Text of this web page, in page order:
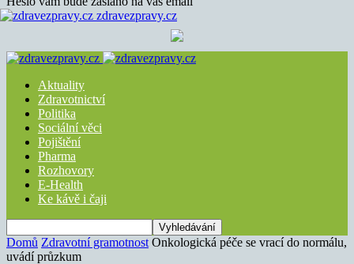
zdravezpravy.cz
Aktuality
Zdravotnictví
Politika
Sociální věci
Pojištění
Pharma
Rozhovory
E-Health
Ke kávě i čaji
Domů Zdravotní gramotnost Onkologická péče se vrací do normálu,
uvádí průzkum